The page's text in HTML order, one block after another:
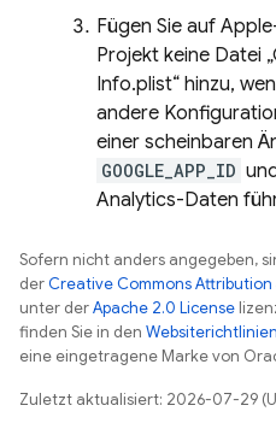
Fügen Sie auf
Projekt keine Datei
Info.plist“ hinzu,
andere
einer scheinbaren
GOOGLE_APP_ID
Analytics-Daten
Sofern nicht anders angegeben,
derCreative Commons Attribution
unter derApache 2.0 License
finden Sie in den
eine eingetragene Marke von
Zuletzt aktualisiert: 2026-07-29